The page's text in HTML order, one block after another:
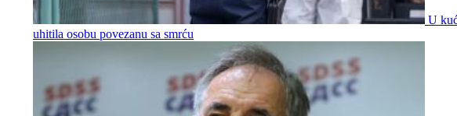
U
uhitila osobu povezanu sa smrću